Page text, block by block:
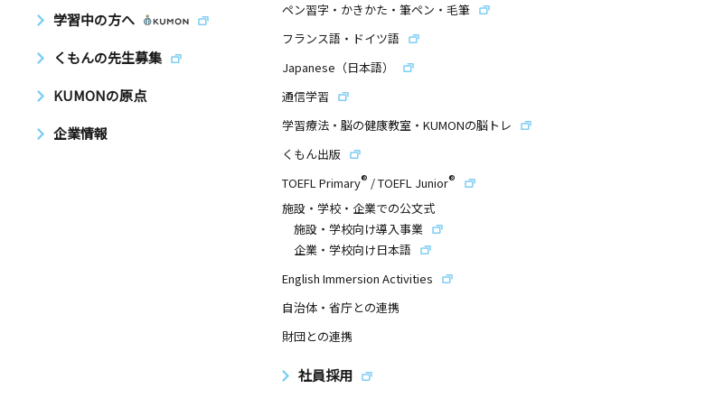
学習中の方へ
くもんの先生募集
KUMONの原点
企業情報
ペン習字・かきかた・筆ペン・毛筆
フランス語・ドイツ語
Japanese（日本語）
通信学習
学習療法・脳の健康教室・KUMONの脳トレ
くもん出版
TOEFL Primary® /TOEFL Junior®
施設・学校・企業での公文式
施設・学校向け導入事業
企業・学校向け日本語
English Immersion Activities
自治体・省庁との連携
財団との連携
社員採用